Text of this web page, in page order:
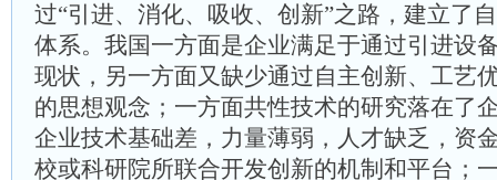
过“引进、消化、吸收、创新”之路，建立了
体系。我国一方面是企业满足于通过引进设
现状，另一方面又缺少通过自主创新、工艺
的思想观念；一方面共性技术的研究落在了
企业技术基础差，力量薄弱，人才缺乏，资
校或科研院所联合开发创新的机制和平台；